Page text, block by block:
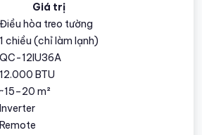
Giá trị
Điều hòa treo tường
1 chiều (chỉ làm lạnh)
QC-12IU36A
12.000 BTU
~15–20 m²
Inverter
Remote